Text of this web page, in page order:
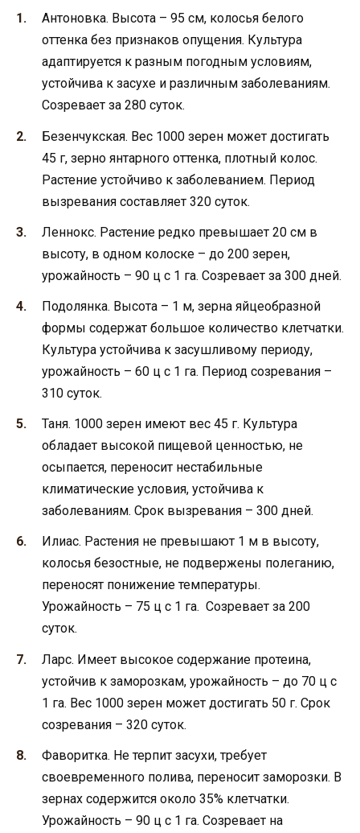
Антоновка. Высота – 95 см, колосья белого
оттенка без признаков опущения. Культура
адаптируется к разным погодным условиям,
устойчива к засухе и различным заболеваниям.
Созревает за 280 суток.
Безенчукская. Вес 1000 зерен может достигать
45 г, зерно янтарного оттенка, плотный колос.
Растение устойчиво к заболеванием. Период
вызревания составляет 320 суток.
Леннокс. Растение редко превышает 20 см в
высоту, в одном колоске – до 200 зерен,
урожайность – 90 ц с 1 га. Созревает за 300 дней.
Подолянка. Высота – 1 м, зерна яйцеобразной
формы содержат большое количество клетчатки.
Культура устойчива к засушливому периоду,
урожайность – 60 ц с 1 га. Период созревания –
310 суток.
Таня. 1000 зерен имеют вес 45 г. Культура
обладает высокой пищевой ценностью, не
осыпается, переносит нестабильные
климатические условия, устойчива к
заболеваниям. Срок вызревания – 300 дней.
Илиас. Растения не превышают 1 м в высоту,
колосья безостные, не подвержены полеганию,
переносят понижение температуры.
Урожайность – 75 ц с 1 га. Созревает за 200
суток.
Ларс. Имеет высокое содержание протеина,
устойчив к заморозкам, урожайность – до 70 ц с
1 га. Вес 1000 зерен может достигать 50 г. Срок
созревания – 320 суток.
Фаворитка. Не терпит засухи, требует
своевременного полива, переносит заморозки. В
зернах содержится около 35% клетчатки.
Урожайность – 90 ц с 1 га. Созревает на